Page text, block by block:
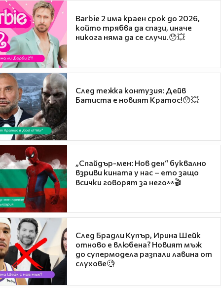
Barbie 2 има краен срок до 2026,
който трябва да спази, иначе
никога няма да се случи.😯💥
След тежка контузия: Дейв
Батиста е новият Кратос!😯💥
„Спайдър-мен: Нов ден“ буквално
взриви кината у нас – ето защо
всички говорят за него👀🎬
След Брадли Купър, Ирина Шейк
отново е влюбена? Новият мъж
до супермодела разпали лавина от
слухове🧐